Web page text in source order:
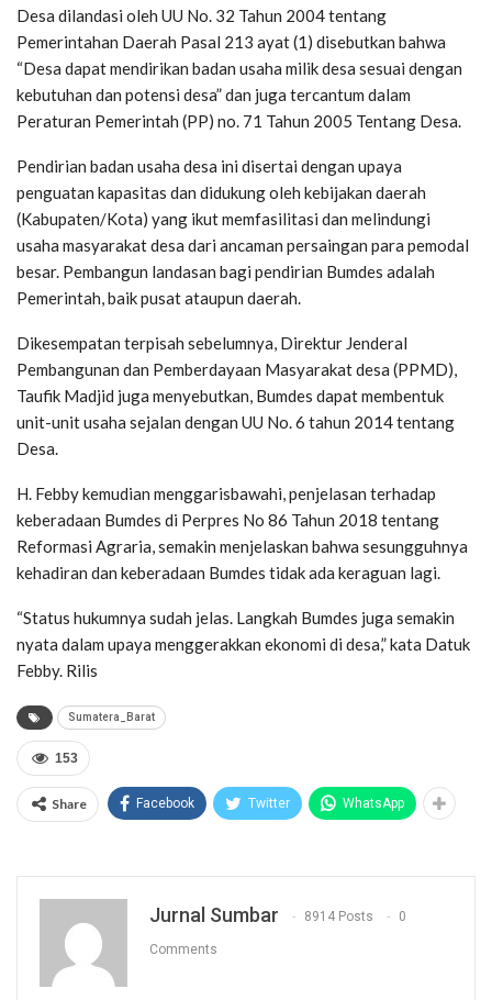
Desa dilandasi oleh UU No. 32 Tahun 2004 tentang
Pemerintahan Daerah Pasal 213 ayat (1) disebutkan bahwa
“Desa dapat mendirikan badan usaha milik desa sesuai dengan
kebutuhan dan potensi desa” dan juga tercantum dalam
Peraturan Pemerintah (PP) no. 71 Tahun 2005 Tentang Desa.
Pendirian badan usaha desa ini disertai dengan upaya
penguatan kapasitas dan didukung oleh kebijakan daerah
(Kabupaten/Kota) yang ikut memfasilitasi dan melindungi
usaha masyarakat desa dari ancaman persaingan para pemodal
besar. Pembangun landasan bagi pendirian Bumdes adalah
Pemerintah, baik pusat ataupun daerah.
Dikesempatan terpisah sebelumnya, Direktur Jenderal
Pembangunan dan Pemberdayaan Masyarakat desa (PPMD),
Taufik Madjid juga menyebutkan, Bumdes dapat membentuk
unit-unit usaha sejalan dengan UU No. 6 tahun 2014 tentang
Desa.
H. Febby kemudian menggarisbawahi, penjelasan terhadap
keberadaan Bumdes di Perpres No 86 Tahun 2018 tentang
Reformasi Agraria, semakin menjelaskan bahwa sesungguhnya
kehadiran dan keberadaan Bumdes tidak ada keraguan lagi.
“Status hukumnya sudah jelas. Langkah Bumdes juga semakin
nyata dalam upaya menggerakkan ekonomi di desa,” kata Datuk
Febby. Rilis
Sumatera_Barat
153
Share Facebook Twitter WhatsApp
Jurnal Sumbar 8914 Posts 0
Comments